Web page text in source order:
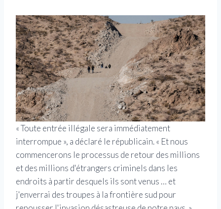
« Toute entrée illégale sera immédiatement
interrompue », a déclaré le républicain. « Et nous
commencerons le processus de retour des millions
et des millions d'étrangers criminels dans les
endroits à partir desquels ils sont venus … et
j'enverrai des troupes à la frontière sud pour